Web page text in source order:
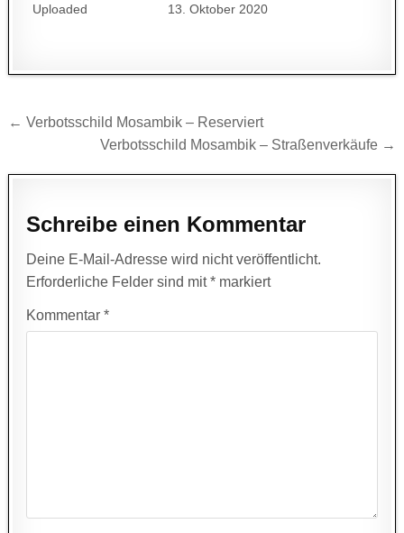
Uploaded
13. Oktober 2020
Beitragsnavigation
← Verbotsschild Mosambik – Reserviert
Verbotsschild Mosambik – Straßenverkäufe →
Schreibe einen Kommentar
Deine E-Mail-Adresse wird nicht veröffentlicht.
Erforderliche Felder sind mit* markiert
Kommentar*